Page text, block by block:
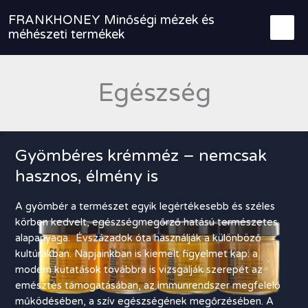
content
FRANKHONEY Minőségi mézek és
méhészeti termékek
Egészség
Gyömbéres krémméz – nemcsak
hasznos, élmény is
A gyömbér a természet egyik legértékesebb és széles
körben kedvelt, egészségmegőrző hatású természetes
alapanyaga. Évszázadok óta használják a különböző
kultúrákban. Napjainkban is kiemelt figyelmet kap: a
modern kutatások továbbra is vizsgálják szerepét az
emésztés támogatásában, az immunrendszer megfelelő
működésében, a szív egészségének megőrzésében. A